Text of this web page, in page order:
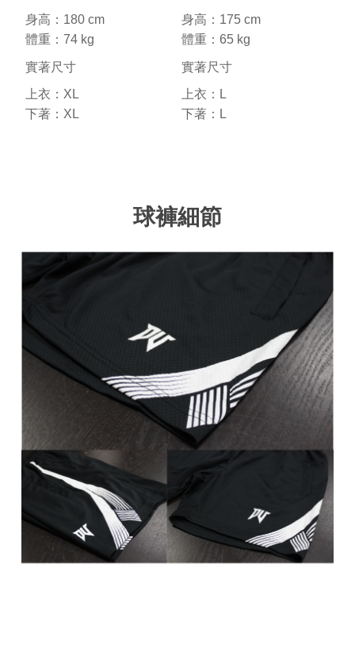
身高：180 cm
體重：74 kg
實著尺寸
上衣：XL
下著：XL
身高：175 cm
體重：65 kg
實著尺寸
上衣：L
下著：L
球褲細節